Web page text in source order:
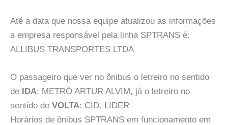
Até a data que nossa equipe atualizou as informações
a empresa responsável pela linha SPTRANS é:
ALLIBUS TRANSPORTES LTDA
O passageiro que ver no ônibus o letreiro no sentido
de IDA: METRÔ ARTUR ALVIM, já o letreiro no
sentido de VOLTA: CID. LIDER
Horários de ônibus SPTRANS em funcionamento em